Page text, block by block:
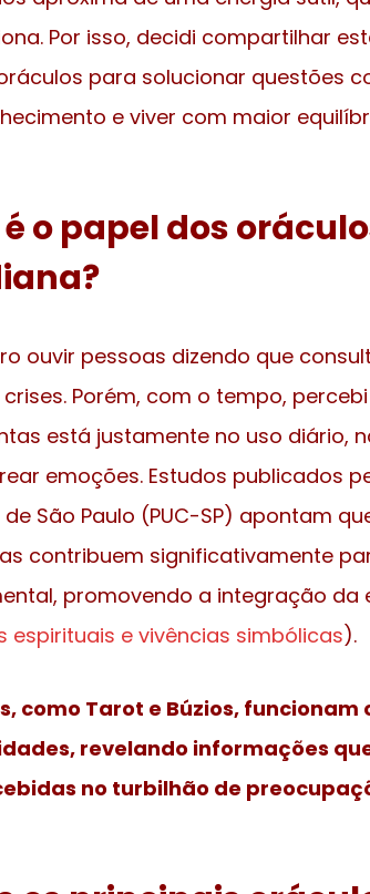
Por isso, decidi compartilhar
para solucionar questões
e viver com maior
o papel dos
ouvir pessoas dizendo que
Porém, com o tempo,
está justamente no uso diário,
emoções. Estudos publicados
São Paulo (PUC-SP) apontam
contribuem significativamente
promovendo a integração da
espirituais e vivências simbólicas).
como Tarot e Búzios,
revelando informações
no turbilhão de